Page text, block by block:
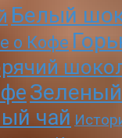
Белый
о Кофе
чай